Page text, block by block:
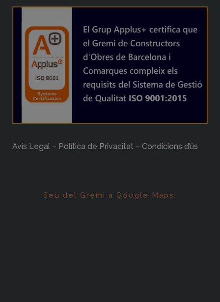
Avís Legal – Política de Privacitat – Condicions d’ús
Seu del Gremi a Google Maps: